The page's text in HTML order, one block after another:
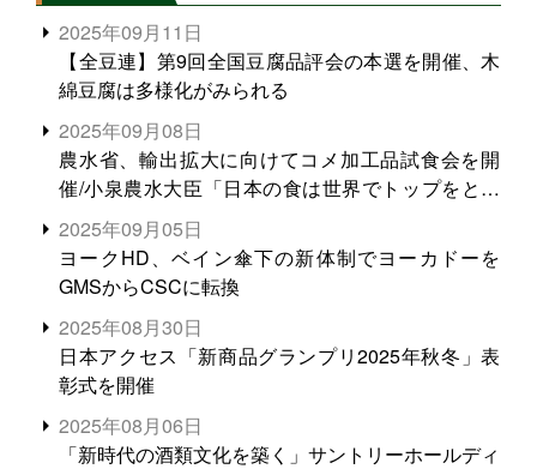
2025年09月11日
【全豆連】第9回全国豆腐品評会の本選を開催、木
綿豆腐は多様化がみられる
2025年09月08日
農水省、輸出拡大に向けてコメ加工品試食会を開
催/小泉農水大臣「日本の食は世界でトップをとれ
る。米増産に向けて、米輸出需要の拡大を」
2025年09月05日
ヨークHD、ベイン傘下の新体制でヨーカドーを
GMSからCSCに転換
2025年08月30日
日本アクセス「新商品グランプリ2025年秋冬」表
彰式を開催
2025年08月06日
「新時代の酒類文化を築く」サントリーホールディ